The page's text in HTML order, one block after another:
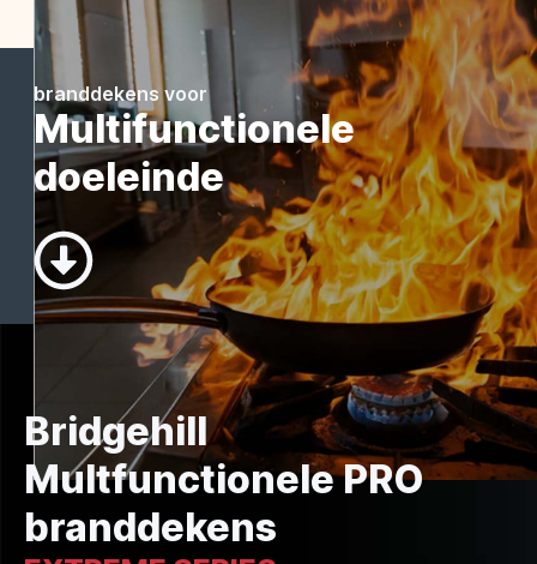
branddekens voor
Multifunctionele
doeleinde
Bridgehill
Multfunctionele PRO
branddekens